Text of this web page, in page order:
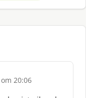
20:06